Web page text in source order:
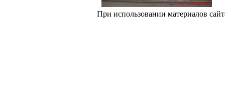
При использовании материалов